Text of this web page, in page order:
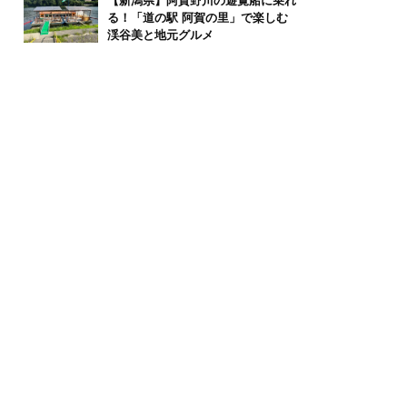
る！「道の駅 阿賀の里」で楽しむ
渓谷美と地元グルメ